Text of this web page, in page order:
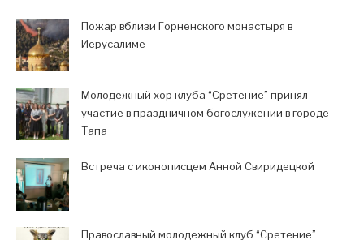
Пожар вблизи Горненского монастыря в
Иерусалиме
Молодежный хор клуба “Сретение” принял
участие в праздничном богослужении в городе
Тапа
Встреча с иконописцем Анной Свиридецкой
Православный молодежный клуб “Сретение”